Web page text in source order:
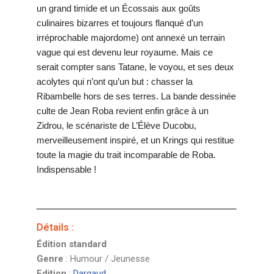
un grand timide et un Écossais aux goûts
culinaires bizarres et toujours flanqué d’un
irréprochable majordome) ont annexé un terrain
vague qui est devenu leur royaume. Mais ce
serait compter sans Tatane, le voyou, et ses deux
acolytes qui n’ont qu’un but : chasser la
Ribambelle hors de ses terres. La bande dessinée
culte de Jean Roba revient enfin grâce à un
Zidrou, le scénariste de L’Élève Ducobu,
merveilleusement inspiré, et un Krings qui restitue
toute la magie du trait incomparable de Roba.
Indispensable !
Détails :
Édition standard
Genre : Humour / Jeunesse